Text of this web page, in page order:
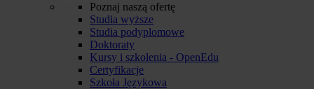
Poznaj naszą ofertę
Studia wyższe
Studia podyplomowe
Doktoraty
Kursy i szkolenia - OpenEdu
Certyfikacje
Szkoła Językowa